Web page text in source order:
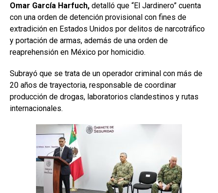
Omar García Harfuch, detalló que “El Jardinero” cuenta
con una orden de detención provisional con fines de
extradición en Estados Unidos por delitos de narcotráfico
y portación de armas, además de una orden de
reaprehensión en México por homicidio.
Subrayó que se trata de un operador criminal con más de
20 años de trayectoria, responsable de coordinar
producción de drogas, laboratorios clandestinos y rutas
internacionales.